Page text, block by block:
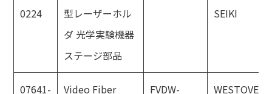
0224
型レーザーホル
ダ 光学実験機器
ステージ部品
SEIKI
07641- Video Fiber FVDW- WESTOVER